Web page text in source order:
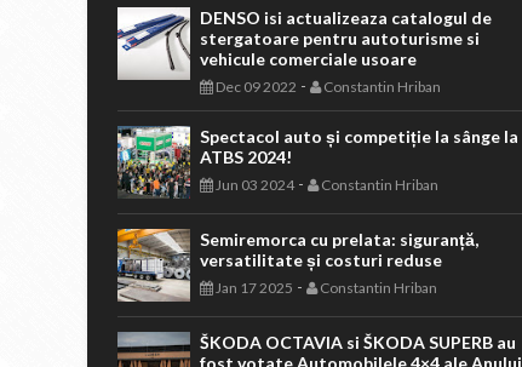
DENSO isi actualizeaza catalogul de
stergatoare pentru autoturisme si
vehicule comerciale usoare
Dec 09 2022 - Constantin Hriban
Spectacol auto și competiție la sânge la
ATBS 2024!
Jun 03 2024- Constantin Hriban
Semiremorca cu prelata: siguranță,
versatilitate și costuri reduse
Jan 17 2025 - Constantin Hriban
ŠKODA OCTAVIA si ŠKODA SUPERB au
fost votate Automobilele 4×4 ale Anului